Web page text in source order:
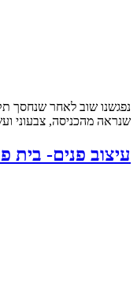
נפגשנו שוב לאחר שנחסך
שנראה מהכניסה, צבעוני
עיצוב פנים- בית